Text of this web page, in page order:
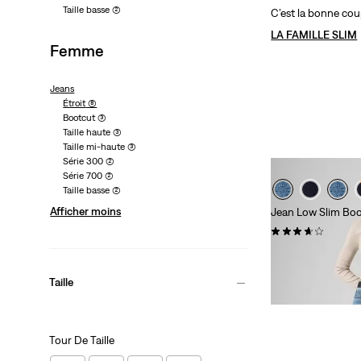
Taille basse (2)
Femme
Jeans
Étroit(8)
Bootcut(3)
Taille haute (3)
Taille mi-haute (3)
Série 300 (2)
Série 700 (2)
Taille basse (2)
Afficher moins
Taille
Tour De Taille
Jean Low Slim
C’est la bonne
LA FAMILLE SLIM